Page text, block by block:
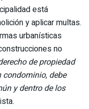
está
y aplicar multas.
urbanísticas
no
de propiedad
condominio, debe
y dentro de los